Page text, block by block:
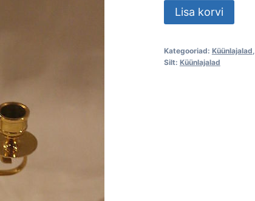
Metallist
uhke
küünlajalg,kullatud
Lisa korvi
Kategooriad: Küünlajalad
Silt: Küünlajalad